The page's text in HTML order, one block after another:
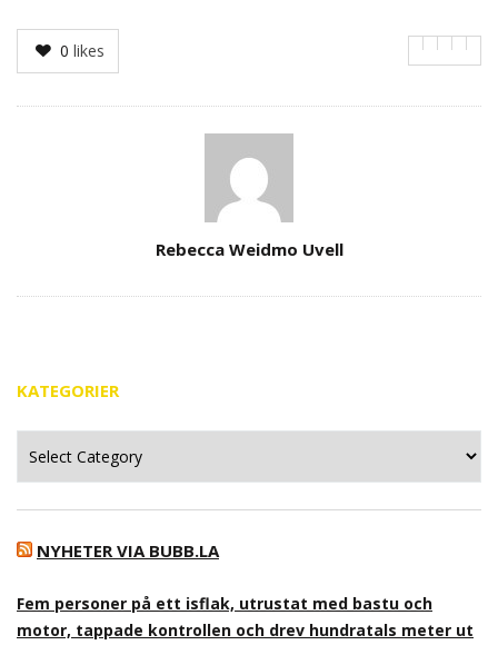
0 likes
Rebecca Weidmo Uvell
KATEGORIER
NYHETER VIA BUBB.LA
Fem personer på ett isflak, utrustat med bastu och
motor, tappade kontrollen och drev hundratals meter ut